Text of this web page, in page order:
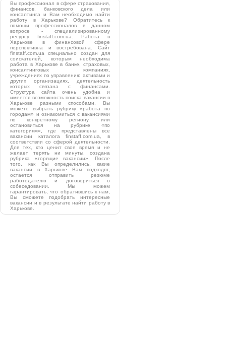
Вы профессионал в сфере страхования,
финансов, банковского дела или
консалтинга и Вам необходимо найти
работу в Харькове? Обратитесь к
помощи профессионалов в данном
вопросе - специализированному
ресурсу finstaff.com.ua. Работа в
Харькове в финансовой сфере
перспективна и востребована. Сайт
finstaff.com.ua специально создан для
соискателей, которым необходима
работа в Харькове в банке, страховых,
консалтинговых компаниях,
учреждениях по управлению активами и
других организациях, деятельность
которых связана с финансами.
Структура сайта очень удобна и
имеется возможность поиска вакансии в
Харькове разными способами. Вы
можете выбрать рубрику «работа по
городам» и ознакомиться с вакансиями
по конкретному региону, или
остановиться на рубрике «по
категориям», где представлены все
вакансии каталога finstaff.com.ua, в
соответствии со сферой деятельности.
Для тех, кто ценит свое время и не
желает терять ни минуты, создана
рубрика «горящие вакансии». После
того, как Вы определились, какие
вакансии в Харькове Вам подходят,
остается отправить резюме
работодателю и договориться о
собеседовании. Мы можем
гарантировать, что обратившись к нам,
Вы сможете подобрать интересные
вакансии и в результате найти работу в
Харькове.